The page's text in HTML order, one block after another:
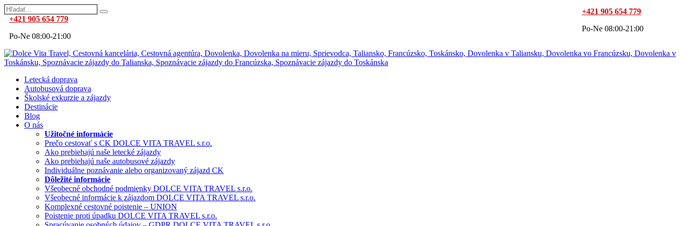
+421 905 654 779
Po-Ne 08:00-21:00
Letecká doprava
Autobusová doprava
Školské exkurzie a zájazdy
Destinácie
Blog
O nás
Užitočné informácie
Prečo cestovať s CK DOLCE VITA TRAVEL s.r.o.
Ako prebiehajú naše letecké zájazdy
Ako prebiehajú naše autobusové zájazdy
Individuálne poznávanie alebo organizovaný zájazd CK
Dôležité informácie
Všeobecné obchodné podmienky DOLCE VITA TRAVEL s.r.o.
Všeobecné informácie k zájazdom DOLCE VITA TRAVEL s.r.o.
Komplexné cestovné poistenie – UNION
Poistenie proti úpadku DOLCE VITA TRAVEL s.r.o.
+421 905 654 779
Po-Ne 08:00-21:00